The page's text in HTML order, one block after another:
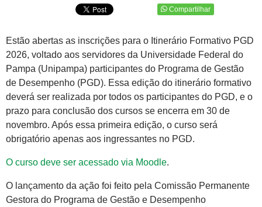
Compartilhar
Estão abertas as inscrições para o Itinerário Formativo PGD
2026, voltado aos servidores da Universidade Federal do
Pampa (Unipampa) participantes do Programa de Gestão
de Desempenho (PGD). Essa edição do itinerário formativo
deverá ser realizada por todos os participantes do PGD, e o
prazo para conclusão dos cursos se encerra em 30 de
novembro. Após essa primeira edição, o curso será
obrigatório apenas aos ingressantes no PGD.
O curso deve ser acessado via Moodle.
O lançamento da ação foi feito pela Comissão Permanente
Gestora do Programa de Gestão e Desempenho